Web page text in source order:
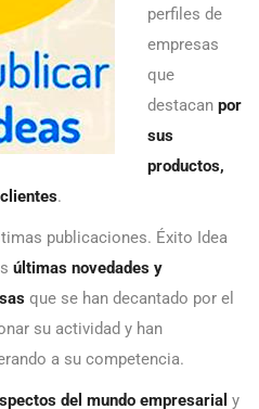
perfiles de
empresas
que
destacan por
sus
productos,
.
publicaciones. Éxito Idea
últimas novedades y
que se han decantado por el
su actividad y han
a su competencia.
del mundo empresarial y